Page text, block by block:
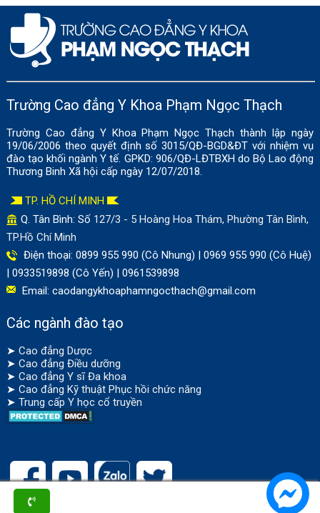
Trường Cao đẳng Y Khoa Phạm Ngọc Thạch
Trường Cao đẳng Y Khoa Phạm Ngọc Thạch thành lập ngày
19/06/2006 theo quyết định số 3015/QĐ-BGD&ĐT với nhiệm vụ
đào tạo khối ngành Y tế. GPKD: 906/QĐ-LĐTBXH do Bộ Lao động
Thương Binh Xã hội cấp ngày 12/07/2018.
TP. HỒ CHÍ MINH
Q. Tân Bình: Số 127/3 - 5 Hoàng Hoa Thám, Phường Tân Bình,
TP.Hồ Chí Minh
Điện thoại: 0899 955 990 (Cô Nhung) | 0969 955 990 (Cô Huệ)
| 0933519898 (Cô Yến) | 0961539898
Email: caodangykhoaphamngocthach@gmail.com
Các ngành đào tạo
➤ Cao đẳng Dược
➤ Cao đẳng Điều dưỡng
➤ Cao đẳng Y sĩ Đa khoa
➤ Cao đẳng Kỹ thuật Phục hồi chức năng
➤ Trung cấp Y học cổ truyền